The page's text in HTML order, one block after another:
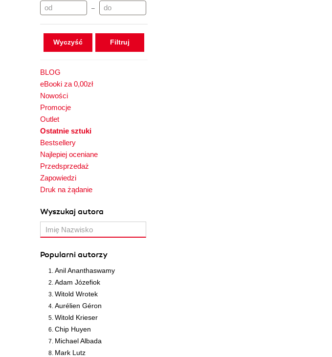
–
Wyczyść
BLOG
eBooki za 0,00zł
Nowości
Promocje
Outlet
Ostatnie sztuki
Bestsellery
Najlepiej oceniane
Przedsprzedaż
Zapowiedzi
Druk na żądanie
Wyszukaj autora
Popularni autorzy
Anil Ananthaswamy
Adam Józefiok
Witold Wrotek
Aurélien Géron
Witold Krieser
Chip Huyen
Michael Albada
Mark Lutz